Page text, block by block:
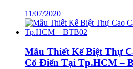
11/07/2020
Mẫu Thiết Kế Biệt Thự
Cổ Điển Tại Tp.HCM –